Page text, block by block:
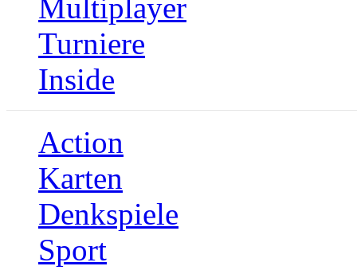
Multiplayer
Turniere
Inside
Action
Karten
Denkspiele
Sport